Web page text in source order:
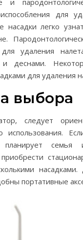
и
для
насадки легко
удаления
деснами.
для удаления
выбора
следует
использования.
планирует семья
портативные